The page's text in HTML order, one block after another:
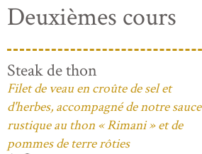
Deuxièmes cours
Steak de thon
Filet de veau en croûte de sel et
d'herbes, accompagné de notre sauce
rustique au thon « Rimani » et de
pommes de terre rôties